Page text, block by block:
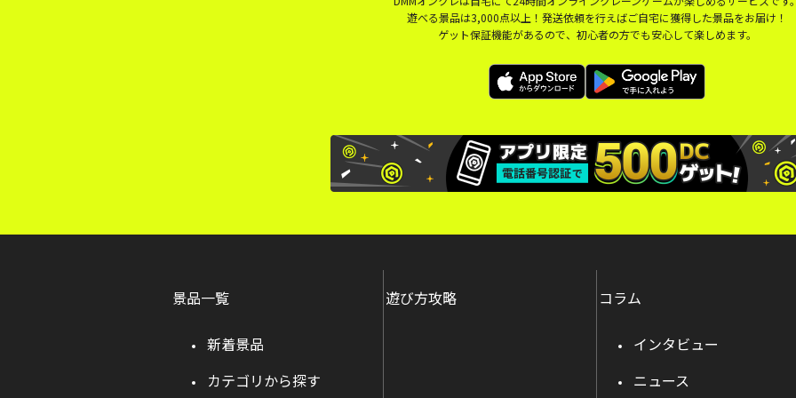
遊べる景品は3,000点以上！発送依頼を行えばご自宅に獲得した景品をお届け！
ゲット保証機能があるので、初心者の方でも安心して楽しめます。
景品一覧
新着景品
カテゴリから探す
遊び方攻略 コラム
インタビュー
ニュース